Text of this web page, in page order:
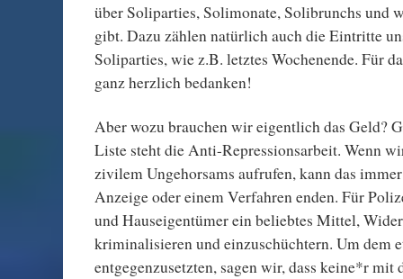
über Soliparties, Solimonate, Solibrunchs und
gibt. Dazu zählen natürlich auch die Eintritte
Soliparties, wie z.B. letztes Wochenende. Für
ganz herzlich bedanken!
Aber wozu brauchen wir eigentlich das Geld?
Liste steht die Anti-Repressionsarbeit. Wenn
zivilem Ungehorsams aufrufen, kann das
Anzeige oder einem Verfahren enden. Für
und Hauseigentümer ein beliebtes Mittel,
kriminalisieren und einzuschüchtern. Um dem
entgegenzusetzten, sagen wir, dass keine*r mit